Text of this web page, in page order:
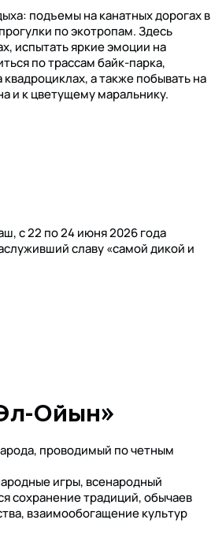
подъемы на канатных дорогах в
по экотропам. Здесь
испытать яркие эмоции на
по трассам байк-парка,
а также побывать на
и к цветущему маральнику.
с 22 по 24 июня 2026 года
Ойын»
проводимый по четным
игры, всенародный
сохранение традиций, обычаев
взаимообогащение культур